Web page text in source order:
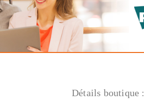
Détails boutique :